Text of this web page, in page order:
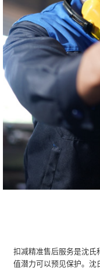
扣减精准售后服务是沈氏
值潜力可以预见保护。沈